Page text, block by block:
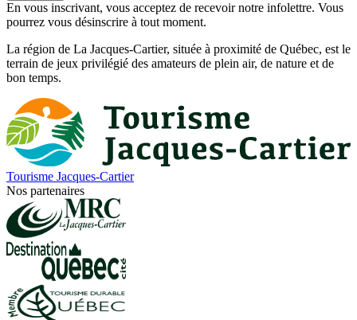
En vous inscrivant, vous acceptez de recevoir notre infolettre. Vous
pourrez vous désinscrire à tout moment.
La région de La Jacques-Cartier, située à proximité de Québec, est le
terrain de jeux privilégié des amateurs de plein air, de nature et de
bon temps.
Tourisme Jacques-Cartier
Nos partenaires